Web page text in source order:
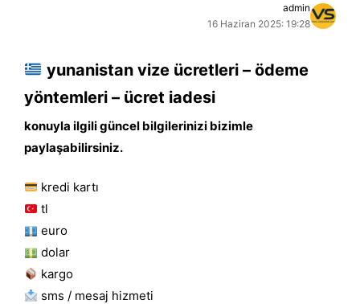
admin
16 Haziran 2025: 19:28
yunanistan vize ücretleri – ödeme
yöntemleri – ücret iadesi
konuyla ilgili güncel bilgilerinizi bizimle
paylaşabilirsiniz.
kredi kartı
tl
euro
dolar
kargo
sms / mesaj hizmeti